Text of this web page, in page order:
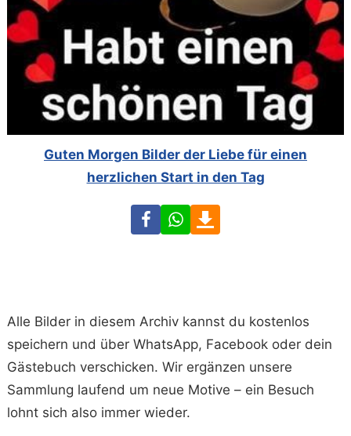
Guten Morgen Bilder der Liebe für einen
herzlichen Start in den Tag
FacebookWhatsApp
Alle Bilder in diesem Archiv kannst du kostenlos
speichern und über WhatsApp, Facebook oder dein
Gästebuch verschicken. Wir ergänzen unsere
Sammlung laufend um neue Motive – ein Besuch
lohnt sich also immer wieder.